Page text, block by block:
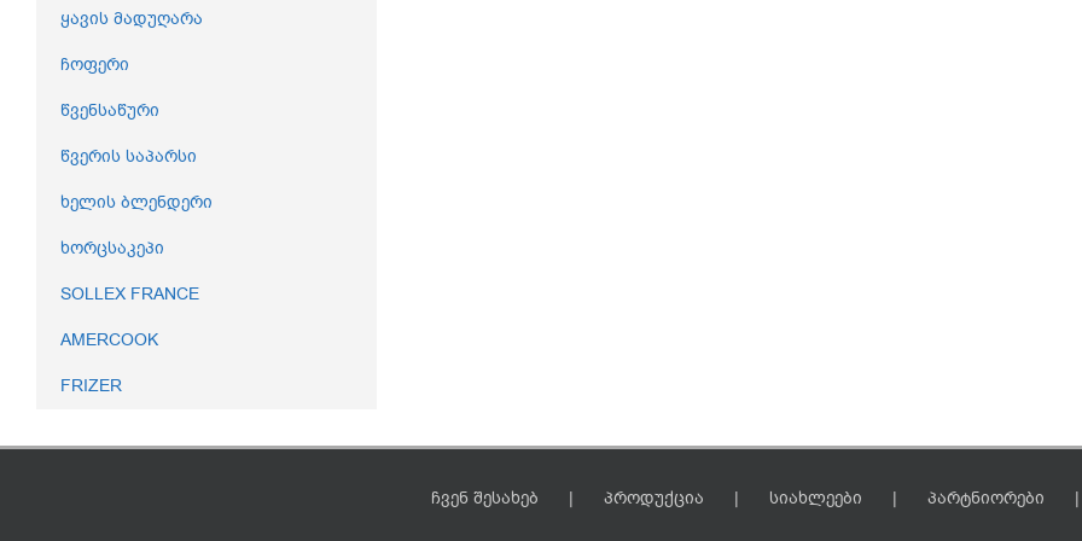
ყავის მადუღარა
ჩოფერი
წვენსაწური
წვერის საპარსი
ხელის ბლენდერი
ხორცსაკეპი
SOLLEX FRANCE
AMERCOOK
FRIZER
ჩვენ შესახებ პროდუქცია სიახლეები პარტნიორები